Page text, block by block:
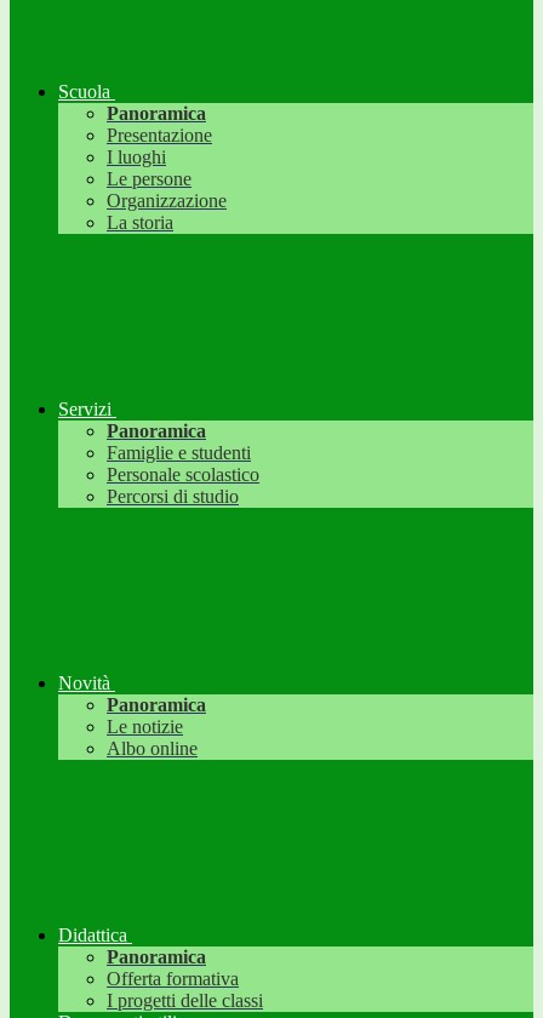
Scuola
Panoramica
Presentazione
I luoghi
Le persone
Organizzazione
La storia
Servizi
Panoramica
Famiglie e studenti
Personale scolastico
Percorsi di studio
Novità
Panoramica
Le notizie
Albo online
Didattica
Panoramica
Offerta formativa
I progetti delle classi